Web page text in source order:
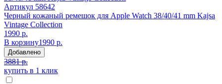
Артикул 58642
Черный кожаный ремешок для Apple Watch 38/40/41 mm Kajsa
Vintage Collection
1990 р.
В корзину1990 р.
Добавлено
3881 р.
купить в 1 клик